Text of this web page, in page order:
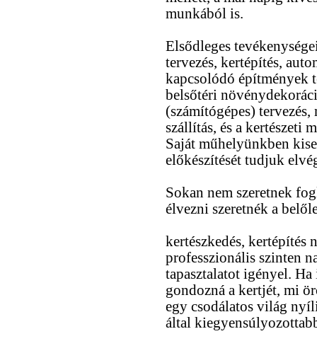
munkából is.
Elsődleges
tervezés, kertépítés,
kapcsolódó építmények
belsőtéri
(számítógépes)
szállítás, és a kertészeti
Saját műhelyünkben
előkészítését tudjuk
Sokan nem szeretnek
élvezni szeretnék a
kertészkedés, kertépítés
professzionális szinten
tapasztalatot igényel.
gondozná a kertjét, mi
egy csodálatos világ
által